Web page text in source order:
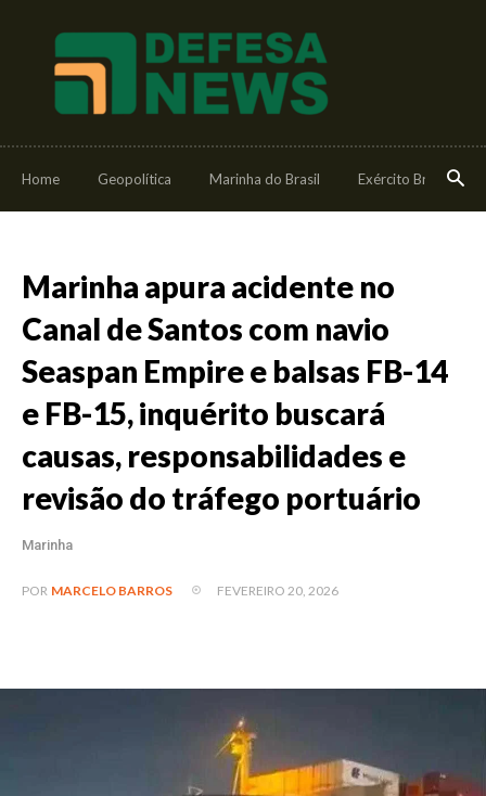
Home Geopolítica Marinha do Brasil Exército Brasileiro
Marinha apura acidente no
Canal de Santos com navio
Seaspan Empire e balsas FB-14
e FB-15, inquérito buscará
causas, responsabilidades e
revisão do tráfego portuário
Marinha
POR MARCELO BARROS FEVEREIRO 20, 2026